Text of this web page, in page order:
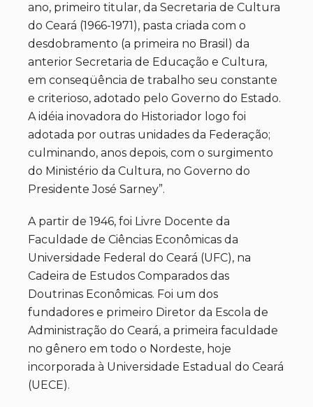
ano, primeiro titular, da Secretaria de Cultura
do Ceará (1966-1971), pasta criada com o
desdobramento (a primeira no Brasil) da
anterior Secretaria de Educação e Cultura,
em conseqüência de trabalho seu constante
e criterioso, adotado pelo Governo do Estado.
A idéia inovadora do Historiador logo foi
adotada por outras unidades da Federação;
culminando, anos depois, com o surgimento
do Ministério da Cultura, no Governo do
Presidente José Sarney”.
A partir de 1946, foi Livre Docente da
Faculdade de Ciências Econômicas da
Universidade Federal do Ceará (UFC), na
Cadeira de Estudos Comparados das
Doutrinas Econômicas. Foi um dos
fundadores e primeiro Diretor da Escola de
Administração do Ceará, a primeira faculdade
no gênero em todo o Nordeste, hoje
incorporada à Universidade Estadual do Ceará
(UECE).